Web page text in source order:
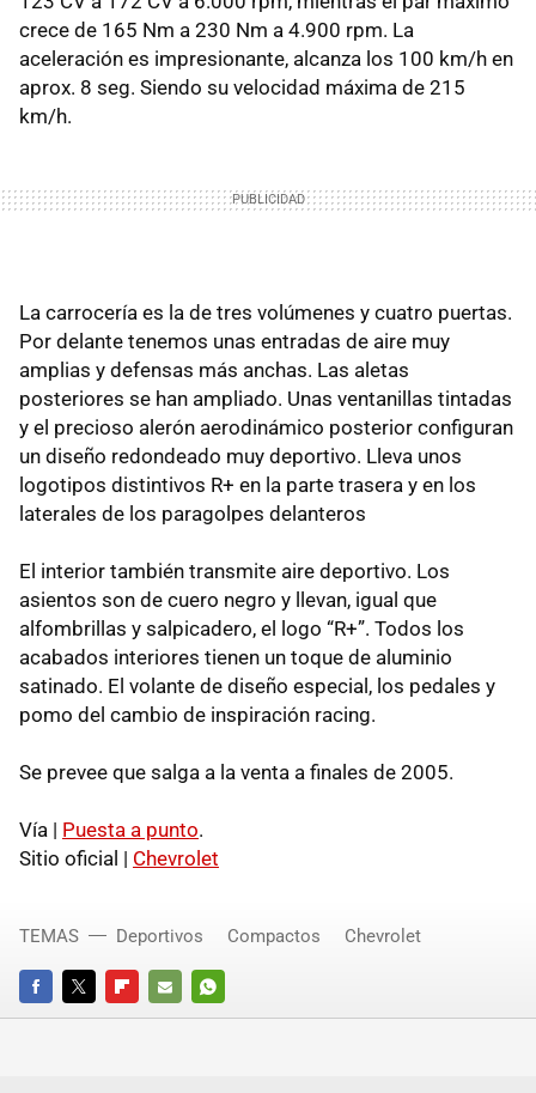
crece de 165 Nm a 230 Nm a 4.900 rpm. La
aceleración es impresionante, alcanza los 100 km/h en
aprox. 8 seg. Siendo su velocidad máxima de 215
km/h.
La carrocería es la de tres volúmenes y cuatro puertas.
Por delante tenemos unas entradas de aire muy
amplias y defensas más anchas. Las aletas
posteriores se han ampliado. Unas ventanillas tintadas
y el precioso alerón aerodinámico posterior configuran
un diseño redondeado muy deportivo. Lleva unos
logotipos distintivos R+ en la parte trasera y en los
laterales de los paragolpes delanteros
El interior también transmite aire deportivo. Los
asientos son de cuero negro y llevan, igual que
alfombrillas y salpicadero, el logo “R+”. Todos los
acabados interiores tienen un toque de aluminio
satinado. El volante de diseño especial, los pedales y
pomo del cambio de inspiración racing.
Se prevee que salga a la venta a finales de 2005.
Vía | Puesta a punto.
Sitio oficial | Chevrolet
FACEBOOKTWITTERFLIPBOARD
E-
WHATSAPP
TEMAS Deportivos Compactos Chevrolet